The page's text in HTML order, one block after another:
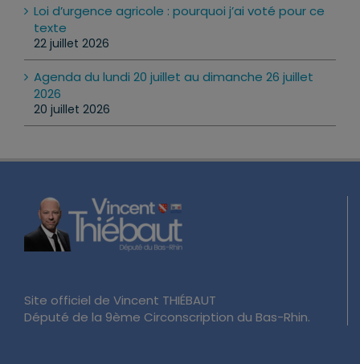
Loi d’urgence agricole : pourquoi j’ai voté pour ce
texte
22 juillet 2026
Agenda du lundi 20 juillet au dimanche 26 juillet
2026
20 juillet 2026
Site officiel de Vincent THIÉBAUT
Député de la 9ème Circonscription du Bas-Rhin.